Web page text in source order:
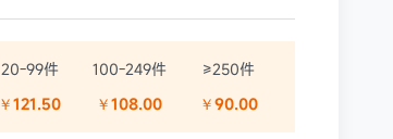
20-99件 100-249件
≥250件
￥121.50 ￥108.00 ￥90.00